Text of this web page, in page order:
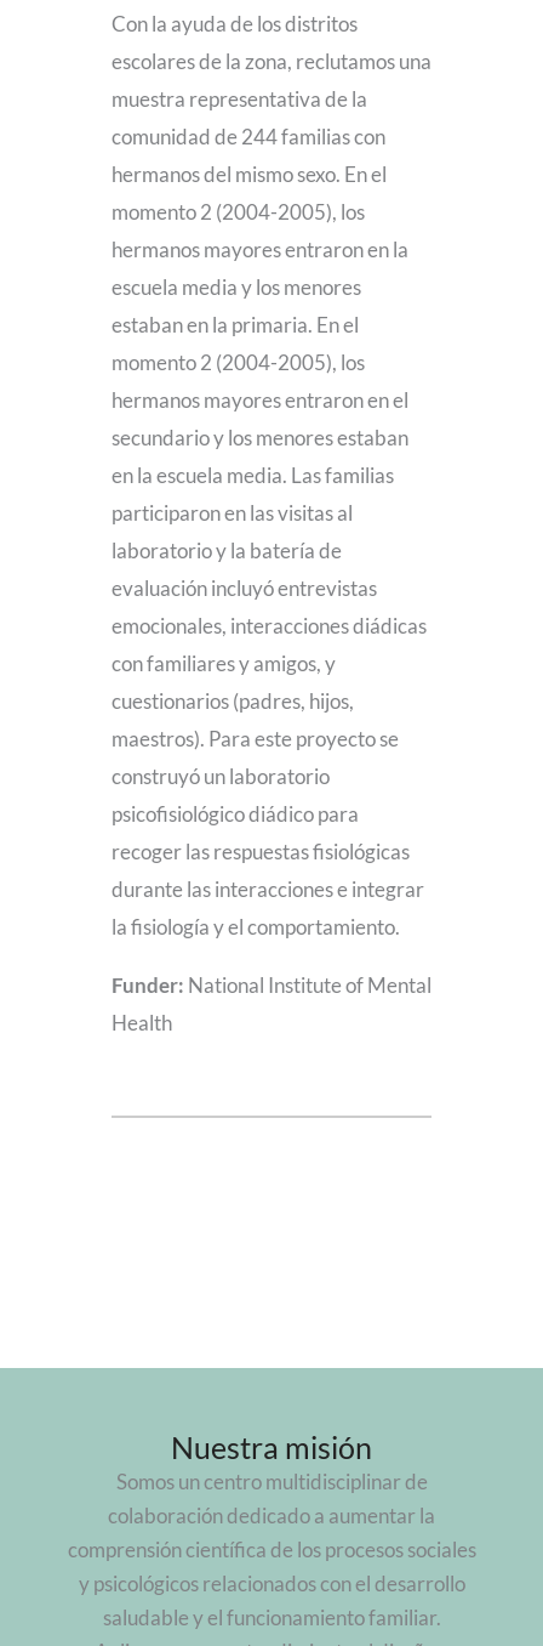
Con la ayuda de los distritos
escolares de la zona, reclutamos una
muestra representativa de la
comunidad de 244 familias con
hermanos del mismo sexo. En el
momento 2 (2004-2005), los
hermanos mayores entraron en la
escuela media y los menores
estaban en la primaria. En el
momento 2 (2004-2005), los
hermanos mayores entraron en el
secundario y los menores estaban
en la escuela media. Las familias
participaron en las visitas al
laboratorio y la batería de
evaluación incluyó entrevistas
emocionales, interacciones diádicas
con familiares y amigos, y
cuestionarios (padres, hijos,
maestros). Para este proyecto se
construyó un laboratorio
psicofisiológico diádico para
recoger las respuestas fisiológicas
durante las interacciones e integrar
la fisiología y el comportamiento.
Funder: National Institute of Mental
Health
Nuestra misión
Somos un centro multidisciplinar de
colaboración dedicado a aumentar la
comprensión científica de los procesos sociales
y psicológicos relacionados con el desarrollo
saludable y el funcionamiento familiar.